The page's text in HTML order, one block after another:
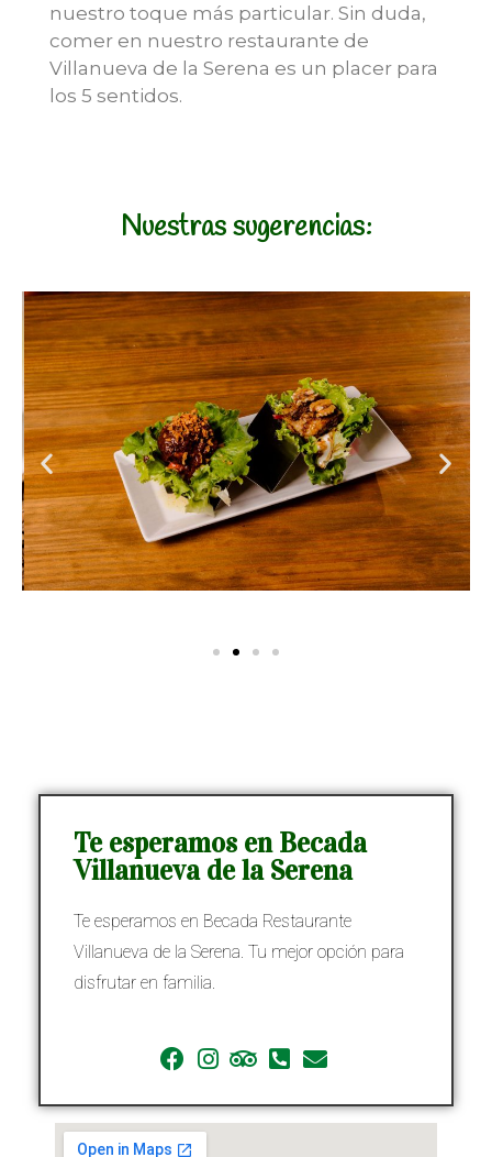
nuestro toque más particular. Sin duda,
comer en nuestro restaurante de
Villanueva de la Serena es un placer para
los 5 sentidos.
Nuestras sugerencias:
Te esperamos en Becada
Villanueva de la Serena
Te esperamos en Becada Restaurante
Villanueva de la Serena. Tu mejor opción para
disfrutar en familia.